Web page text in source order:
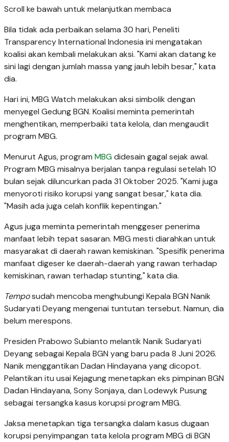
Scroll ke bawah untuk melanjutkan membaca
Bila tidak ada perbaikan selama 30 hari, Peneliti
Transparency International Indonesia ini mengatakan
koalisi akan kembali melakukan aksi. "Kami akan datang ke
sini lagi dengan jumlah massa yang jauh lebih besar," kata
dia.
Hari ini, MBG Watch melakukan aksi simbolik dengan
menyegel Gedung BGN. Koalisi meminta pemerintah
menghentikan, memperbaiki tata kelola, dan mengaudit
program MBG.
Menurut Agus, program MBGdidesain gagal sejak awal.
Program MBG misalnya berjalan tanpa regulasi setelah 10
bulan sejak diluncurkan pada 31 Oktober 2025. "Kami juga
menyoroti risiko korupsi yang sangat besar," kata dia.
"Masih ada juga celah konflik kepentingan."
Agus juga meminta pemerintah menggeser penerima
manfaat lebih tepat sasaran. MBG mesti diarahkan untuk
masyarakat di daerah rawan kemiskinan. "Spesifik penerima
manfaat digeser ke daerah-daerah yang rawan terhadap
kemiskinan, rawan terhadap stunting," kata dia.
Temposudah mencoba menghubungi Kepala BGN Nanik
Sudaryati Deyang mengenai tuntutan tersebut. Namun, dia
belum merespons.
Presiden Prabowo Subianto melantik Nanik Sudaryati
Deyang sebagai Kepala BGN yang baru pada 8 Juni 2026.
Nanik menggantikan Dadan Hindayana yang dicopot.
Pelantikan itu usai Kejagung menetapkan eks pimpinan BGN
Dadan Hindayana, Sony Sonjaya, dan Lodewyk Pusung
sebagai tersangka kasus korupsi program MBG.
Jaksa menetapkan tiga tersangka dalam kasus dugaan
korupsi penyimpangan tata kelola program MBG di BGN